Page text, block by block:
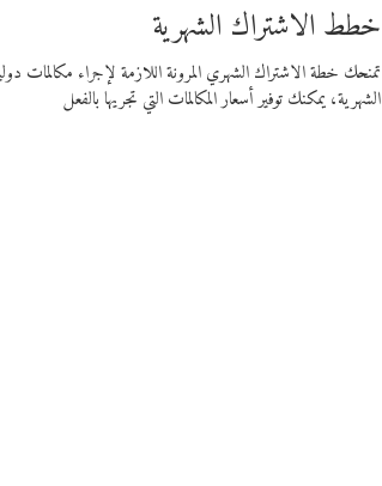
خطط الاشتراك الشهرية
تمنحك خطة الاشتراك الشهري المرونة اللازمة لإجراء
الشهرية، يمكنك توفير أسعار المكالمات التي تجريها بالفعل